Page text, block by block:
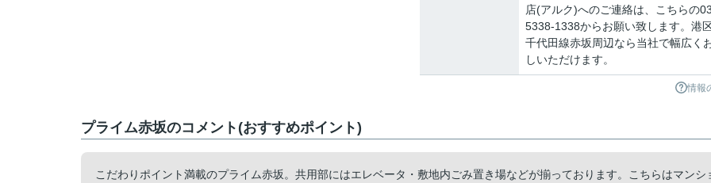
店(アルク)へのご連絡は、こちらの
5338-1338からお願い致します。港
千代田線赤坂周辺なら当社で幅広く
しいただけます。
情報
プライム赤坂のコメント(おすすめポイント)
こだわりポイント満載のプライム赤坂。共用部にはエレベータ・敷地内ごみ置き場などが揃っております。こちらはマンシ